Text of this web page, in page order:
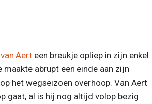
Aerteen breukje opliep in zijn enkel
abrupt een einde aan zijn
het wegseizoen overhoop. Van Aert
gaat, al is hij nog altijd volop bezig